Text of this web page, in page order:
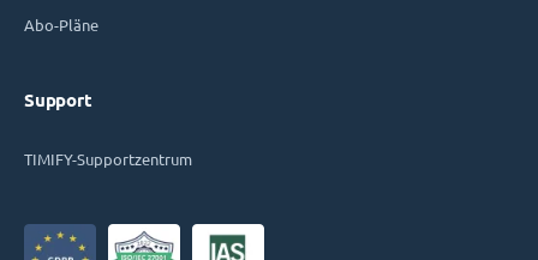
Abo-Pläne
Support
TIMIFY-Supportzentrum